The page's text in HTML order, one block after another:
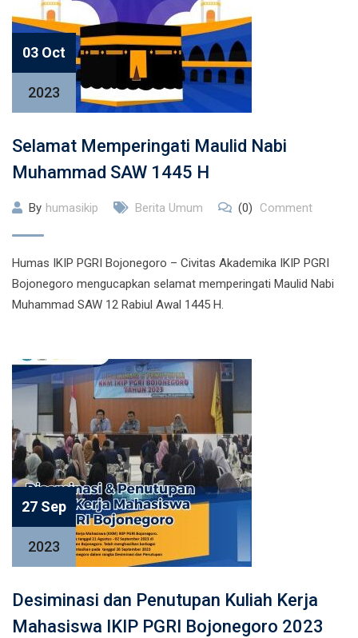
03 Oct
2023
Selamat Memperingati Maulid Nabi
Muhammad SAW 1445 H
By humasikip Berita Umum (0) Comment
Humas IKIP PGRI Bojonegoro – Civitas Akademika IKIP PGRI
Bojonegoro mengucapkan selamat memperingati Maulid Nabi
Muhammad SAW 12 Rabiul Awal 1445 H.
27 Sep
2023
Desiminasi dan Penutupan Kuliah Kerja
Mahasiswa IKIP PGRI Bojonegoro 2023